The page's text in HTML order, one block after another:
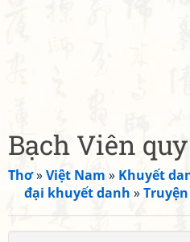
Bạch Viên
Thơ»Việt Nam » Khuyết
đại khuyết danh »